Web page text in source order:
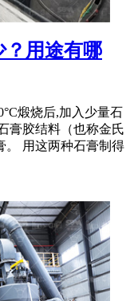
？用途有哪
煅烧后,加入少量石
膏胶结料（也称金氏
。 用这两种石膏制得